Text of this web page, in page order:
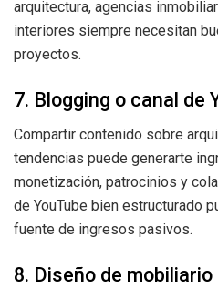
arquitectura, agencias
interiores siempre necesitan
proyectos.
7. Blogging o canal de
Compartir contenido sobre
tendencias puede generarte
monetización, patrocinios y
de YouTube bien estructurado
fuente de ingresos pasivos.
8. Diseño de